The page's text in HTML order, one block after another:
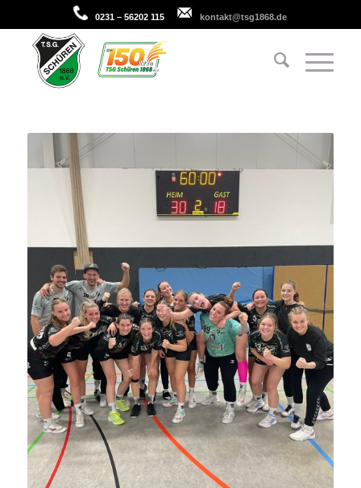
0231 – 56202 115 kontakt@tsg1868.de